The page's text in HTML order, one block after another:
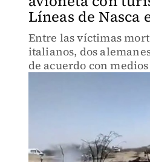
Líneas de Nasca
Entre las víctimas
italianos, dos
de acuerdo con